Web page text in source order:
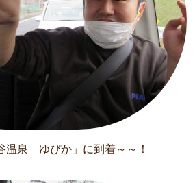
温泉 ゆぴか」に到着～～！